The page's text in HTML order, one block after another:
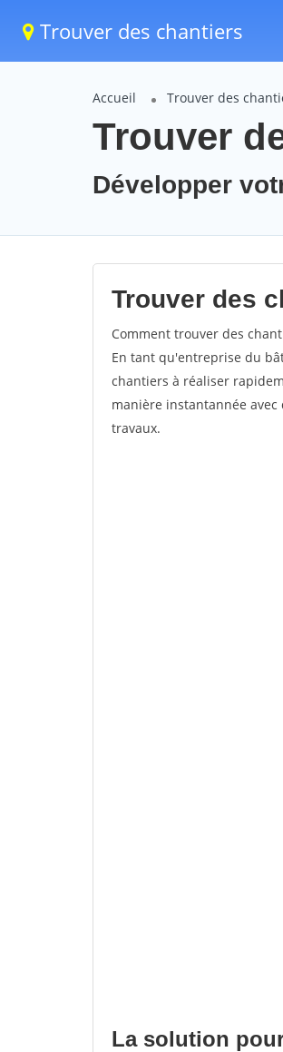
Trouver des chantiers
Accueil Trouver des
Trouver
Développer
Trouver des
Comment trouver des
En tant qu'entreprise du
chantiers à réaliser
manière instantannée
travaux.
La solution